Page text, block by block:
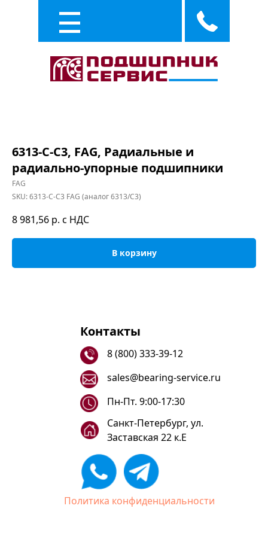
6313-C-C3, FAG, Радиальные и
радиально-упорные подшипники
FAG
SKU:6313-C-C3 FAG (аналог 6313/C3)
8 981,56 р. с НДС
В корзину
Контакты
8 (800) 333-39-12
sales@bearing-service.ru
Санкт-Петербург, ул.
Заставская 22 к.Е
Пн-Пт. 9:00-17:30
Политика конфиденциальности